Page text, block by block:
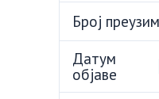
Број
Датум
објаве